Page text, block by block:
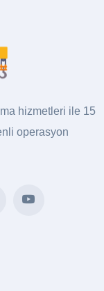
hizmetleri ile 15
operasyon